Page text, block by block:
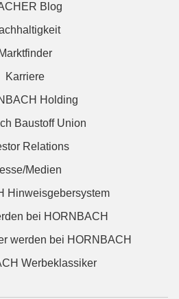
Blog
Marktfinder
Karriere
Holding
Baustoff Union
Relations
Medien
Hinweisgebersystem
bei HORNBACH
werden bei HORNBACH
Werbeklassiker